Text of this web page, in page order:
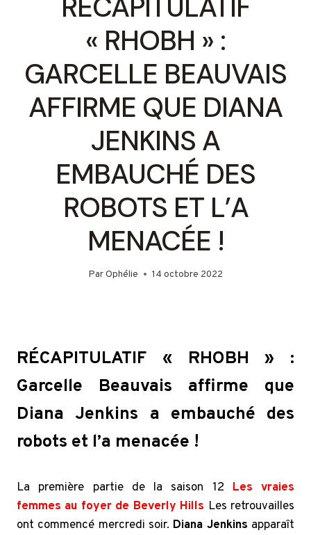
« RHOBH » :
GARCELLE BEAUVAIS
AFFIRME QUE DIANA
JENKINS A
EMBAUCHÉ DES
ROBOTS ET L’A
MENACÉE !
ParOphélie 14 octobre 2022
RÉCAPITULATIF « RHOBH » :
Garcelle Beauvais affirme que
Diana Jenkins a embauché des
robots et l’a menacée !
La première partie de la saison 12 Les vraies
femmes au foyer de Beverly Hills Les retrouvailles
ont commencé mercredi soir. Diana Jenkins apparaît